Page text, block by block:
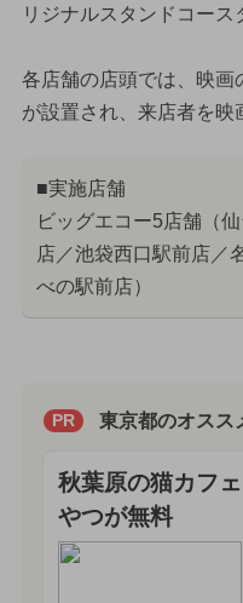
リジナルスタンドコース
各店舗の店頭では、映画
が設置され、来店者を映
■実施店舗
ビッグエコー5店舗（
店／池袋西口駅前店／
べの駅前店）
PR 東京都のオスス
秋葉原の猫カフ
やつが無料